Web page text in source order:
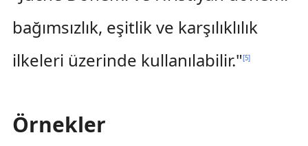
bağımsızlık, eşitlik ve karşılıklılık
ilkeleri üzerinde kullanılabilir."[5]
Örnekler